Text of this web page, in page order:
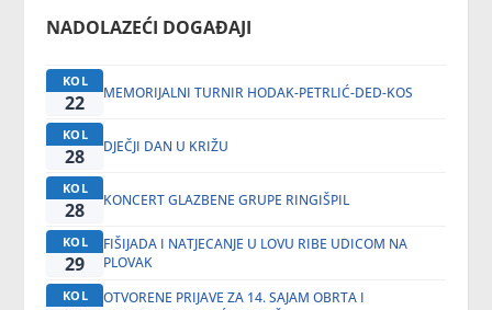
NADOLAZEĆI DOGAĐAJI
KOL
22 MEMORIJALNI TURNIR HODAK-PETRLIĆ-DED-KOS
KOL
28 DJEČJI DAN U KRIŽU
KOL
28 KONCERT GLAZBENE GRUPE RINGIŠPIL
KOL
29
FIŠIJADA I NATJECANJE U LOVU RIBE UDICOM NA
PLOVAK
KOL
OTVORENE PRIJAVE ZA 14. SAJAM OBRTA I